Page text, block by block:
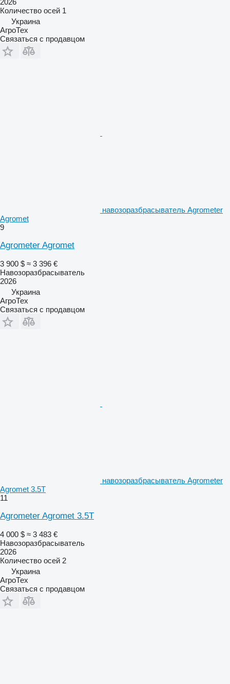
2026
Количество осей 1
Украина
АгроТех
Связаться с продавцом
навозоразбрасыватель Agrometer
Agromet
9
Agrometer Agromet
3 900 $ ≈ 3 396 €
Навозоразбрасыватель
2026
Украина
АгроТех
Связаться с продавцом
навозоразбрасыватель Agrometer
Agromet 3.5T
11
Agrometer Agromet 3.5T
4 000 $ ≈ 3 483 €
Навозоразбрасыватель
2026
Количество осей 2
Украина
АгроТех
Связаться с продавцом